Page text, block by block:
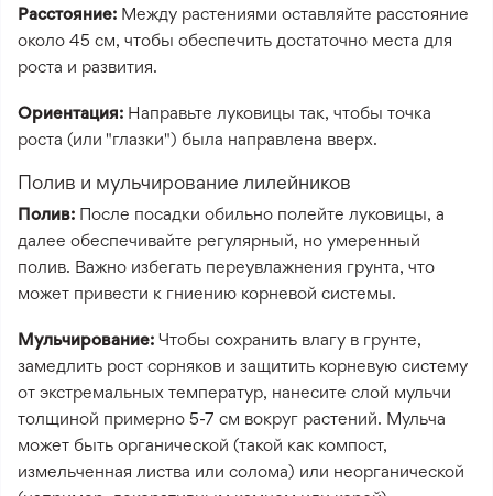
Расстояние: Между растениями оставляйте расстояние
около 45 см, чтобы обеспечить достаточно места для
роста и развития.
Ориентация: Направьте луковицы так, чтобы точка
роста (или "глазки") была направлена вверх.
Полив и мульчирование лилейников
Полив: После посадки обильно полейте луковицы, а
далее обеспечивайте регулярный, но умеренный
полив. Важно избегать переувлажнения грунта, что
может привести к гниению корневой системы.
Мульчирование: Чтобы сохранить влагу в грунте,
замедлить рост сорняков и защитить корневую систему
от экстремальных температур, нанесите слой мульчи
толщиной примерно 5-7 см вокруг растений. Мульча
может быть органической (такой как компост,
измельченная листва или солома) или неорганической